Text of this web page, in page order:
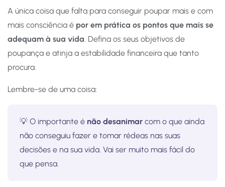
A única coisa que falta para conseguir poupar mais e com
mais consciência é por em prática os pontos que mais se
adequam à sua vida. Defina os seus objetivos de
poupança e atinja a estabilidade financeira que tanto
procura.
Lembre-se de uma coisa:
💡 O importante é não desanimar com o que ainda
não conseguiu fazer e tomar rédeas nas suas
decisões e na sua vida. Vai ser muito mais fácil do
que pensa.